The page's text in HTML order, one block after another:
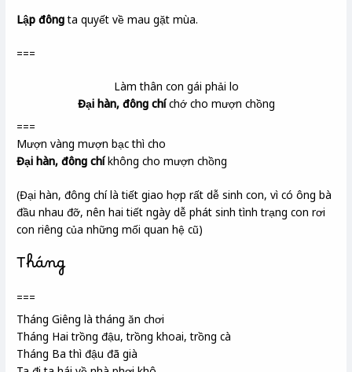
Lập đôngta quyết về mau gặt mùa.
===
Làm thân con gái phải lo
Đại hàn, đông chíchớ cho mượn chồng
===
Mượn vàng mượn bạc thì cho
Đại hàn, đông chíkhông cho mượn chồng
(Đại hàn, đông chí là tiết giao hợp rất dễ sinh con, vì có ông bà
đầu nhau đỡ, nên hai tiết ngày dễ phát sinh tình trạng con rơi
con riêng của những mối quan hệ cũ)
Tháng
===
Tháng Giêng là tháng ăn chơi
Tháng Hai trồng đậu, trồng khoai, trồng cà
Tháng Ba thì đậu đã già